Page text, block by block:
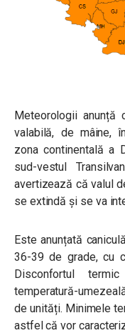
Meteorologii anunță
valabilă, de mâine,
zona continentală a
sud-vestul
avertizează că valul
se extindă și se va
Este anunțată
36-39 de grade, cu
Disconfortul
temperatură-
de unități. Minimele
astfel că vor